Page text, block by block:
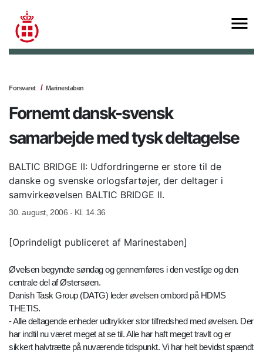
Forsvaret Marinestaben
Fornemt dansk-svensk
samarbejde med tysk deltagelse
BALTIC BRIDGE II: Udfordringerne er store til de
danske og svenske orlogsfartøjer, der deltager i
samvirkeøvelsen BALTIC BRIDGE II.
30. august, 2006 - Kl. 14.36
[Oprindeligt publiceret af Marinestaben]
Øvelsen begyndte søndag og gennemføres i den vestlige og den
centrale del af Østersøen.
Danish Task Group (DATG) leder øvelsen ombord på HDMS
THETIS.
- Alle deltagende enheder udtrykker stor tilfredshed med øvelsen. Der
har indtil nu været meget at se til. Alle har haft meget travlt og er
sikkert halvtrætte på nuværende tidspunkt. Vi har helt bevidst spændt